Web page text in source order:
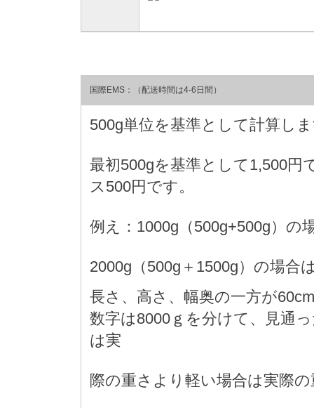
国際EMS：（配送時間は4-6日間）
500g単位を基準として計算し
最初500gを基準として1,500円
ス500円です。
例え：1000g（500g+500g）の
2000g（500g＋1500g）の場合
長さ、高さ、幅奥の一方が
数字は8000ｇを分けて、見通
は実
際の重さより軽い場合は実際